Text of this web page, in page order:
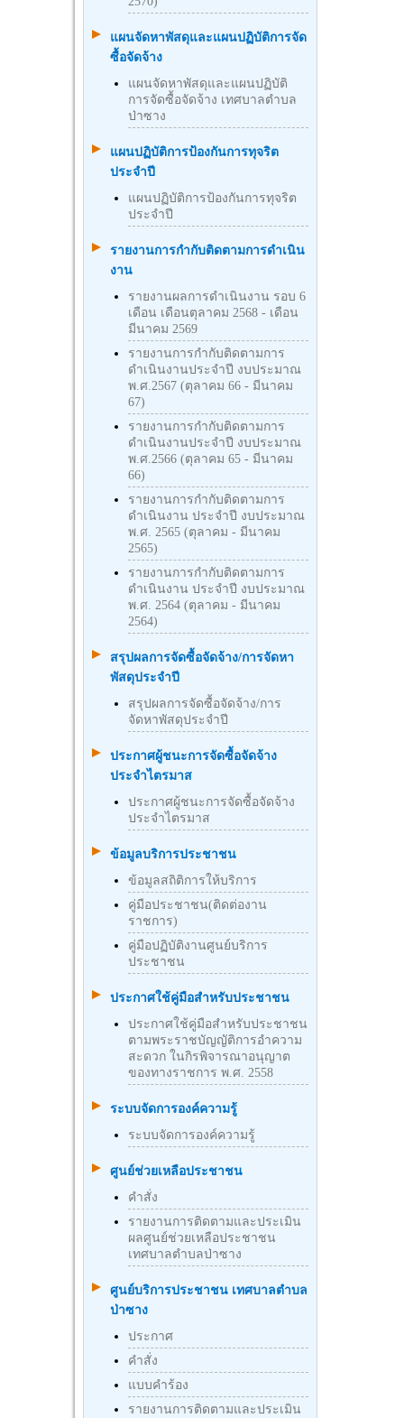
แผนจัดหาพัสดุและแผนปฏิบัติการจัด
ซื้อจัดจ้าง
แผนจัดหาพัสดุและแผนปฏิบัติ
การจัดซื้อจัดจ้าง เทศบาลตำบล
ป่าซาง
แผนปฏิบัติการป้องกันการทุจริต
ประจำปี
แผนปฏิบัติการป้องกันการทุจริต
ประจำปี
รายงานการกำกับติดตามการดำเนิน
งาน
รายงานผลการดำเนินงาน รอบ 6
เดือน เดือนตุลาคม 2568 - เดือน
มีนาคม 2569
รายงานการกำกับติดตามการ
ดำเนินงานประจำปี งบประมาณ
พ.ศ.2567 (ตุลาคม 66 - มีนาคม
67)
รายงานการกำกับติดตามการ
ดำเนินงานประจำปี งบประมาณ
พ.ศ.2566 (ตุลาคม 65 - มีนาคม
66)
รายงานการกำกับติดตามการ
ดำเนินงาน ประจำปี งบประมาณ
พ.ศ. 2565 (ตุลาคม - มีนาคม
2565)
รายงานการกำกับติดตามการ
ดำเนินงาน ประจำปี งบประมาณ
พ.ศ. 2564 (ตุลาคม - มีนาคม
2564)
สรุปผลการจัดซื้อจัดจ้าง/การจัดหา
พัสดุประจำปี
สรุปผลการจัดซื้อจัดจ้าง/การ
จัดหาพัสดุประจำปี
ประกาศผู้ชนะการจัดซื้อจัดจ้าง
ประจำไตรมาส
ประกาศผู้ชนะการจัดซื้อจัดจ้าง
ประจำไตรมาส
ข้อมูลบริการประชาชน
ข้อมูลสถิติการให้บริการ
คู่มือประชาชน(ติดต่องาน
ราชการ)
คู่มือปฏิบัติงานศูนย์บริการ
ประชาชน
ประกาศใช้คู่มือสำหรับประชาชน
ประกาศใช้คู่มือสำหรับประชาชน
ตามพระราชบัญญัติการอำความ
สะดวก ในกิรพิจารณาอนุญาต
ของทางราชการ พ.ศ. 2558
ระบบจัดการองค์ความรู้
ระบบจัดการองค์ความรู้
ศูนย์ช่วยเหลือประชาชน
คำสั่ง
รายงานการติดตามและประเมิน
ผลศูนย์ช่วยเหลือประชาชน
เทศบาลตำบลป่าซาง
ศูนย์บริการประชาชน เทศบาลตำบล
ป่าซาง
ประกาศ
คำสั่ง
แบบคำร้อง
รายงานการติดตามและประเมิน